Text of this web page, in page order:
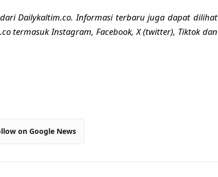
Dailykaltim.co. Informasi terbaru juga dapat dilihat
termasuk Instagram, Facebook, X (twitter), Tiktok dan
on Google News